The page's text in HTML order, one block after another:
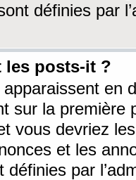
définies par
les posts-it ?
en
sur la première
vous devriez
et les
définies par